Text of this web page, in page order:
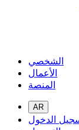
الشخصي
الأعمال
المنصة
AR
الدخول